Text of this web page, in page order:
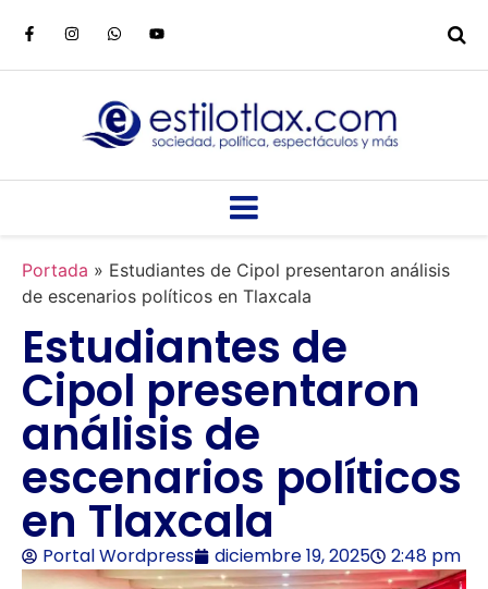
Portada » Estudiantes de Cipol presentaron análisis
de escenarios políticos en Tlaxcala
Estudiantes de
Cipol presentaron
análisis de
escenarios políticos
en Tlaxcala
Portal Wordpress diciembre 19, 2025 2:48 pm